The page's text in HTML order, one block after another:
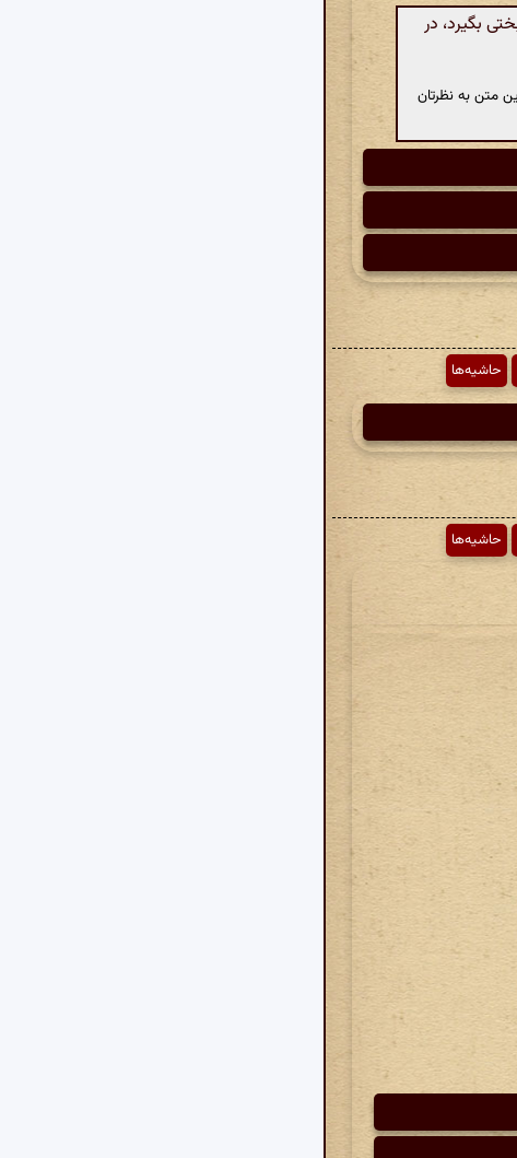
بگیرد، در
متن به نظرتان
حاشیه‌ها
حاشیه‌ها